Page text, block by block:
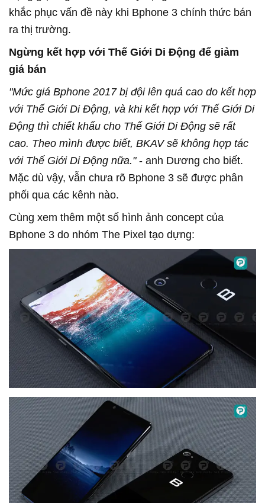
khắc phục vấn đề này khi Bphone 3 chính thức bán
ra thị trường.
Ngừng kết hợp với Thế Giới Di Động để giảm
giá bán
"Mức giá Bphone 2017 bị đội lên quá cao do kết hợp
với Thế Giới Di Động, và khi kết hợp với Thế Giới Di
Động thì chiết khấu cho Thế Giới Di Động sẽ rất
cao. Theo mình được biết, BKAV sẽ không hợp tác
với Thế Giới Di Động nữa."- anh Dương cho biết.
Mặc dù vậy, vẫn chưa rõ Bphone 3 sẽ được phân
phối qua các kênh nào.
Cùng xem thêm một số hình ảnh concept của
Bphone 3 do nhóm The Pixel tạo dựng: